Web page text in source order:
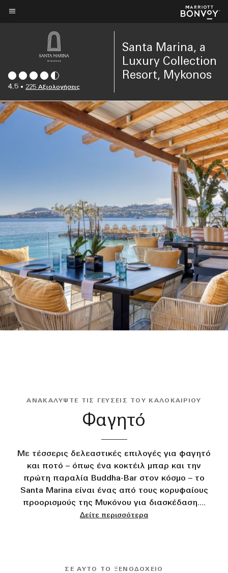
Skip
4.5 • 225 Αξιολογήσεις
Santa Marina, a
Luxury Collection
Resort, Mykonos
ΑΝΑΚΑΛΎΨΤΕ ΤΙΣ ΓΕΎΣΕΙΣ ΤΟΥ ΚΑΛΟΚΑΙΡΙΟΎ
Φαγητό
Με τέσσερις δελεαστικές επιλογές για φαγητό
και ποτό – όπως ένα κοκτέιλ μπαρ και την
πρώτη παραλία Buddha-Bar στον κόσμο – το
Santa Marina είναι ένας από τους κορυφαίους
προορισμούς της Μυκόνου για διασκέδαση....
Δείτε περισσότερα
ΣΕ ΑΥΤΌ ΤΟ ΞΕΝΟΔΟΧΕΊΟ